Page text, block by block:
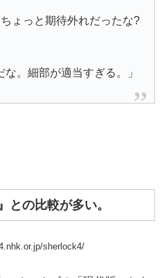
ょっと期待外れだったな?
な。細部が適当すぎる。」
との比較が多い。
sherlock4/